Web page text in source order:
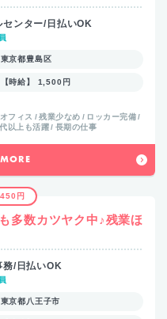
センター/日払いOK
東京都豊島区
【時給】 1,500円
フィス 残業少なめ
ロッカー完備
以上も活躍 長期の仕事
MORE
円
多数カツヤク中♪残業ほ
務/日払いOK
東京都八王子市